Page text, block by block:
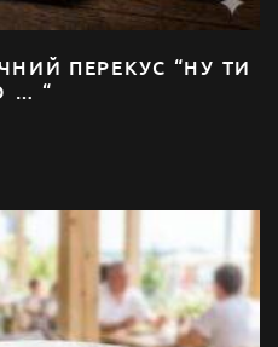
ПЕРЕКУС “НУ ТИ
… “